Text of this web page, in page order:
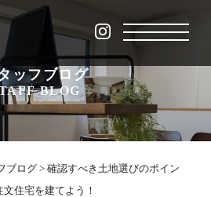
ッフブログ
BLOG
ブログ > 確認すべき土地選びのポイン
住宅を建てよう！